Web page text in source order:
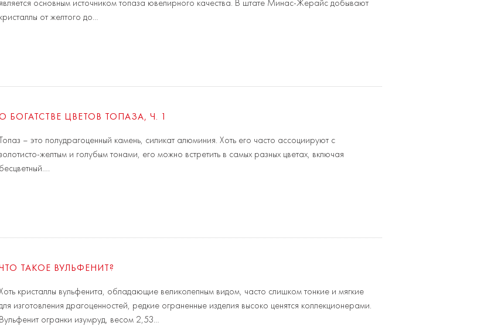
является основным источником топаза ювелирного качества. В штате Минас-Жерайс добывают
кристаллы от желтого до…
БОГАТСТВЕ ЦВЕТОВ ТОПАЗА, Ч. 1
Топаз – это полудрагоценный камень, силикат алюминия. Хоть его часто ассоциируют с
желтым и голубым тонами, его можно встретить в самых разных цветах, включая
бесцветный….
ТАКОЕ ВУЛЬФЕНИТ?
кристаллы вульфенита, обладающие великолепным видом, часто слишком тонкие и мягкие
изготовления драгоценностей, редкие ограненные изделия высоко ценятся коллекционерами.
Вульфенит огранки изумруд, весом 2,53…